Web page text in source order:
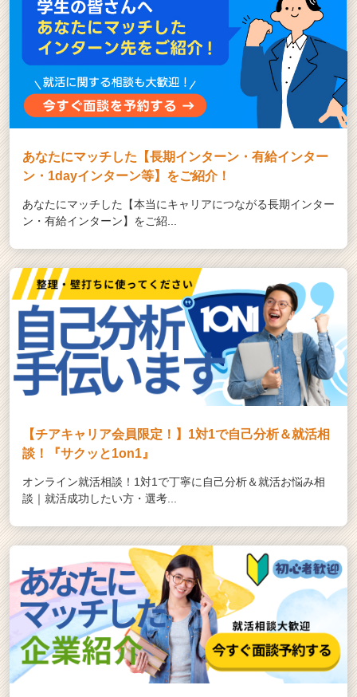
あなたにマッチした【長期インターン・有給インター
ン・1dayインターン等】をご紹介！
あなたにマッチした【本当にキャリアにつながる長期インター
ン・有給インターン】をご紹...
【チアキャリア会員限定！】1対1で自己分析＆就活相
談！『サクッと1on1』
オンライン就活相談！1対1で丁寧に自己分析＆就活お悩み相
談｜就活成功したい方・選考...